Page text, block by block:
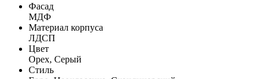
Фасад
МДФ
Материал корпуса
ЛДСП
Цвет
Орех, Серый
Стиль